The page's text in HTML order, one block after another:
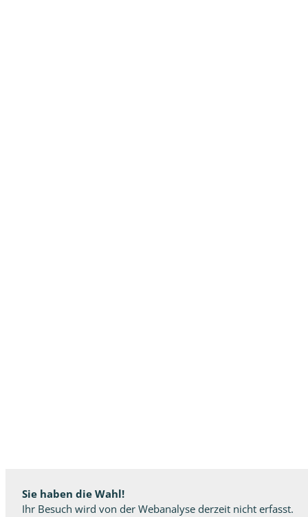
Sie haben die Wahl!
Ihr Besuch wird von der Webanalyse derzeit nicht erfasst.